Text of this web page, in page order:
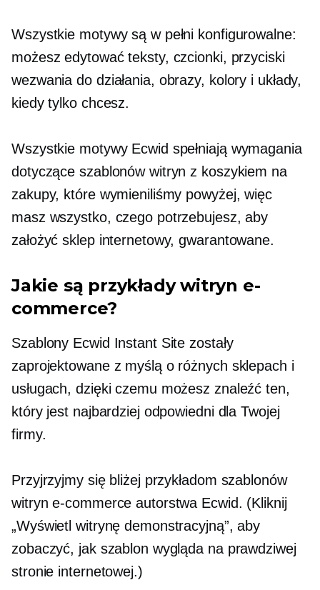
Wszystkie motywy są w pełni konfigurowalne:
możesz edytować teksty, czcionki, przyciski
wezwania do działania, obrazy, kolory i układy,
kiedy tylko chcesz.
Wszystkie motywy Ecwid spełniają wymagania
dotyczące szablonów witryn z koszykiem na
zakupy, które wymieniliśmy powyżej, więc
masz wszystko, czego potrzebujesz, aby
założyć sklep internetowy, gwarantowane.
Jakie są przykłady witryn e-
commerce?
Szablony Ecwid Instant Site zostały
zaprojektowane z myślą o różnych sklepach i
usługach, dzięki czemu możesz znaleźć ten,
który jest najbardziej odpowiedni dla Twojej
firmy.
Przyjrzyjmy się bliżej przykładom szablonów
witryn e-commerce autorstwa Ecwid. (Kliknij
„Wyświetl witrynę demonstracyjną”, aby
zobaczyć, jak szablon wygląda na prawdziwej
stronie internetowej.)